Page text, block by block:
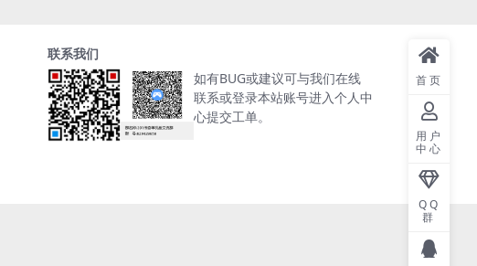
联系我们
如有BUG或建议可与我们在线
联系或登录本站账号进入个人中
心提交工单。
首页
用户
中心
QQ
群